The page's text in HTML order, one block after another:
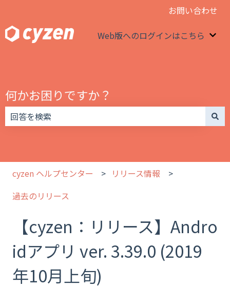
お問い合わせ
Web版へのログインはこちら
何かお困りですか？
cyzen ヘルプセンター
リリース情報
過去のリリース
【cyzen：リリース】Andro
idアプリ ver. 3.39.0 (2019
年10月上旬)